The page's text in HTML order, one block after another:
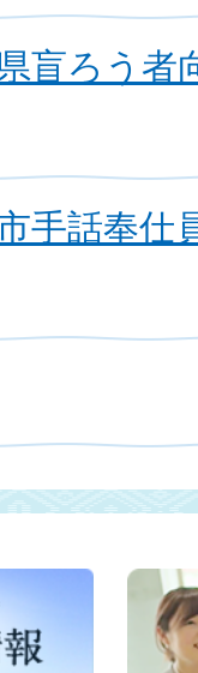
盲ろう者
手話奉仕